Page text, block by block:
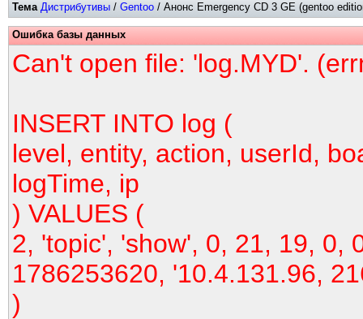
Тема Дистрибутивы / Gentoo / Анонс Emergency CD 3 GE (gentoo
Ошибка базы данных
Can't open file: 'log.MYD'.
INSERT INTO log (
level, entity, action, userId,
logTime, ip
) VALUES (
2, 'topic', 'show', 0, 21, 19, 0,
1786253620, '10.4.131.96,
)